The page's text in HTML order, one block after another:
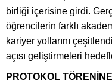
birliği içerisine girdi.
öğrencilerin farklı
kariyer yollarını
açısı geliştirmeleri
PROTOKOL